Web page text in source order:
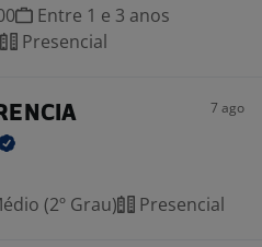
Entre 1 e 3 anos
Presencial
7 ago
(2º Grau) Presencial